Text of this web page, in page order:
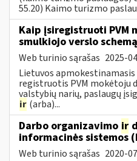
55.20) Kaimo turizmo
Kaip įsiregistruoti PVM
smulkiojo verslo
Web turinio sąrašas 2025-
Lietuvos
registruotis PVM mokėtoju
valstybių narių, paslaugų
ir (arba)...
Darbo organizavimo ir
informacinės sistemos
Web turinio sąrašas 2020-